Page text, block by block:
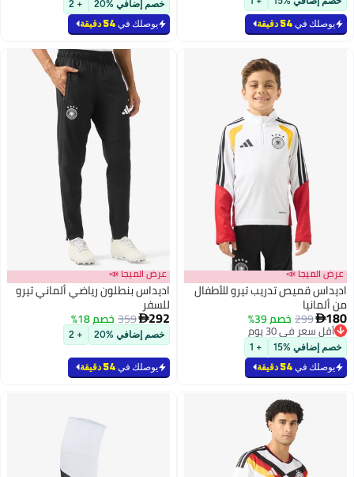
يوصلك في 54 دقيقة
خصم إضافي %20 + 2
يوصلك في 54 دقيقة
عرض الميجا 📣
اديداس قميص تدريب تيرو للأطفال
من ألمانيا
180
299 خصم 39%
أقل سعر في 30 يوم
أقل سعر في 30 يوم
خصم إضافي %15 + 1
يوصلك في 54 دقيقة
عرض الميجا 📣
اديداس بنطلون رياضي ألماني تيرو
للسفر
292
359خصم 18%
خصم إضافي %20 + 2
يوصلك في 54 دقيقة